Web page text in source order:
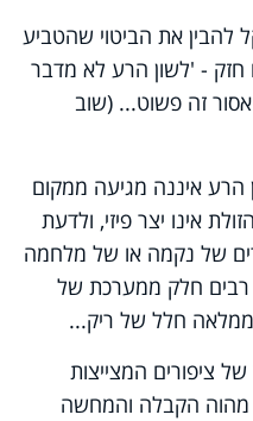
להבין את הביטוי שהטביע
חזק - 'לשון הרע לא מדבר
זה פשוט... (שוב
הרע איננה מגיעה ממקום
אינו יצר פיזי, ולדעת
של נקמה או של מלחמה
רבים חלק ממערכת של
חלל של ריק...
ציפורים המצייצות
מהוה הקבלה והמחשה